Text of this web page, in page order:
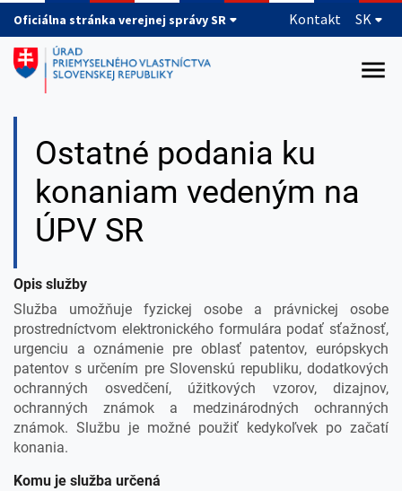
Preskočiť na hlavný obsah
Oficiálna stránka verejnej správy SR Kontakt SK
Ostatné podania ku
konaniam vedeným na
ÚPV SR
Opis služby
Služba umožňuje fyzickej osobe a právnickej osobe
prostredníctvom elektronického formulára podať sťažnosť,
urgenciu a oznámenie pre oblasť patentov, európskych
patentov s určením pre Slovenskú republiku, dodatkových
ochranných osvedčení, úžitkových vzorov, dizajnov,
ochranných známok a medzinárodných ochranných
známok. Službu je možné použiť kedykoľvek po začatí
konania.
Komu je služba určená